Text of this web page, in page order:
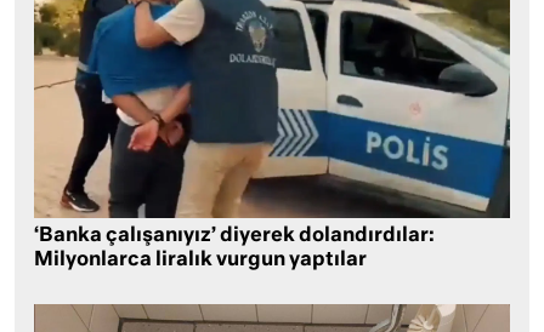
‘Banka çalışanıyız’ diyerek dolandırdılar:
Milyonlarca liralık vurgun yaptılar